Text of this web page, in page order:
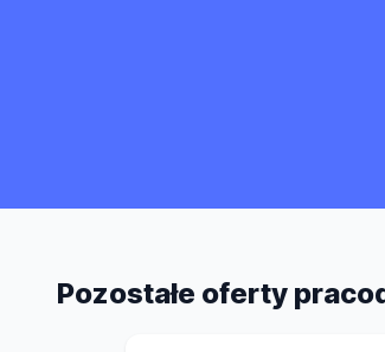
Pozostałe oferty